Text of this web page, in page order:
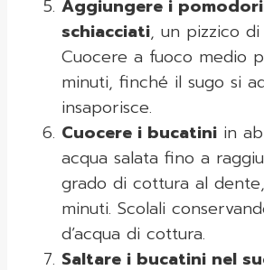
Aggiungere i
schiacciati, un pizzico
Cuocere a fuoco medio
minuti, finché il sugo si
insaporisce.
Cuocere i bucatini in
acqua salata fino a
grado di cottura al
minuti. Scolali
d’acqua di cottura.
Saltare i bucatini nel